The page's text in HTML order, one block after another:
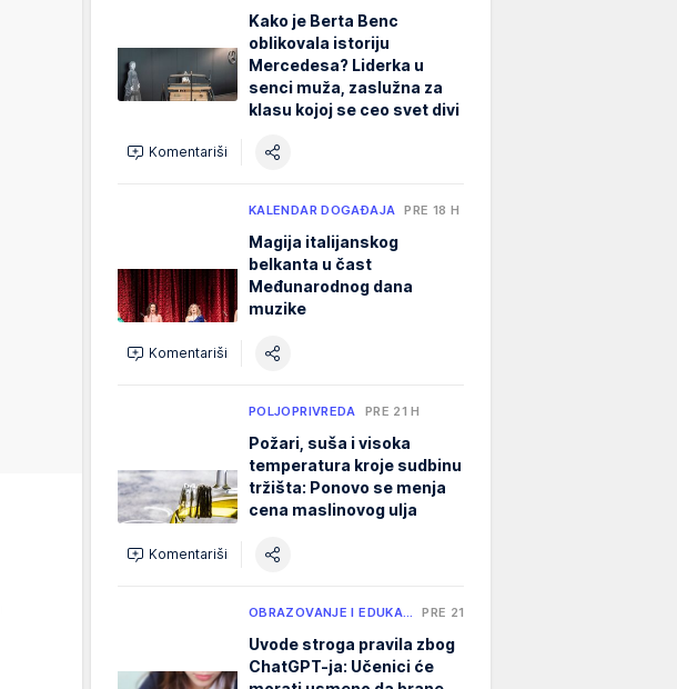
Kako je Berta Benc
oblikovala istoriju
Mercedesa? Liderka u
senci muža, zaslužna za
klasu kojoj se ceo svet divi
Komentariši
KALENDAR DOGAĐAJA PRE 18 H
Magija italijanskog
belkanta u čast
Međunarodnog dana
muzike
Komentariši
POLJOPRIVREDA PRE 21 H
Požari, suša i visoka
temperatura kroje sudbinu
tržišta: Ponovo se menja
cena maslinovog ulja
Komentariši
OBRAZOVANJE I EDUKA… PRE 21 H
Uvode stroga pravila zbog
ChatGPT-ja: Učenici će